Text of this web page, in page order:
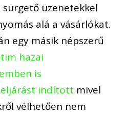
üzenetekkel
alá a vásárlókat.
egy másik népszerű
hazai
is
eljárást indított mivel
vélhetően nem